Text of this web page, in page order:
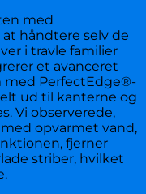
med
håndtere selv de
i travle familier
et avanceret
PerfectEdge®-
ud til kanterne og
Vi observerede,
opvarmet vand,
fjerner
striber, hvilket